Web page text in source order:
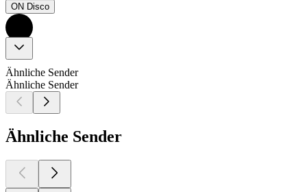
ON Disco
Ähnliche Sender
Ähnliche Sender
Ähnliche Sender